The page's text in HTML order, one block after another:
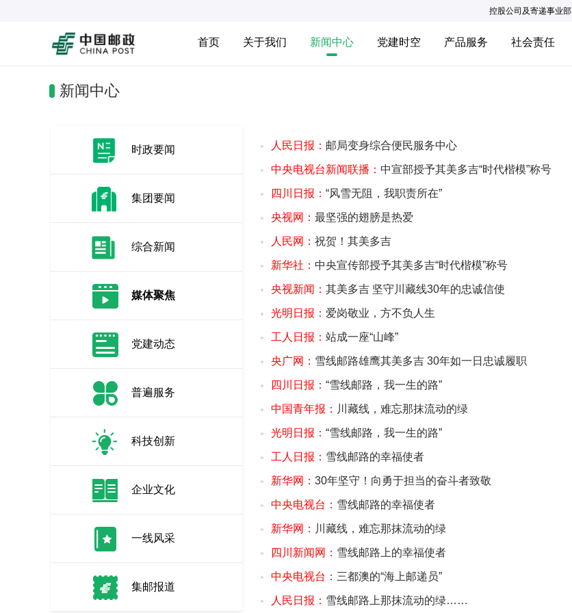
控股公司及寄递事业部
首页 关于我们 新闻中心 党建时空 产品服务 社会责任
新闻中心
时政要闻
集团要闻
综合新闻
媒体聚焦
党建动态
普遍服务
科技创新
企业文化
一线风采
集邮报道
人民日报： 邮局变身综合便民服务中心
中央电视台新闻联播： 中宣部授予其美多吉“时代楷模”称号
四川日报： “风雪无阻，我职责所在”
央视网： 最坚强的翅膀是热爱
人民网： 祝贺！其美多吉
新华社： 中央宣传部授予其美多吉“时代楷模”称号
央视新闻： 其美多吉 坚守川藏线30年的忠诚信使
光明日报： 爱岗敬业，方不负人生
工人日报： 站成一座“山峰”
央广网： 雪线邮路雄鹰其美多吉 30年如一日忠诚履职
四川日报： “雪线邮路，我一生的路”
中国青年报： 川藏线，难忘那抹流动的绿
光明日报： “雪线邮路，我一生的路”
工人日报： 雪线邮路的幸福使者
新华网： 30年坚守！向勇于担当的奋斗者致敬
中央电视台： 雪线邮路的幸福使者
新华网： 川藏线，难忘那抹流动的绿
四川新闻网： 雪线邮路上的幸福使者
中央电视台： 三都澳的“海上邮递员”
人民日报： 雪线邮路上那抹流动的绿……